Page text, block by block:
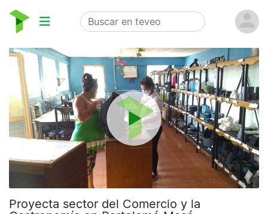
Proyecta sector del Comercio y la